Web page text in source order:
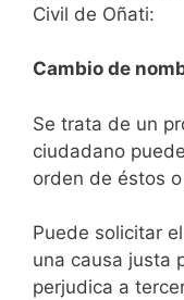
Civil de Oñati:
Cambio de
Se trata de un
ciudadano
orden de éstos
Puede solicitar
una causa justa
perjudica a